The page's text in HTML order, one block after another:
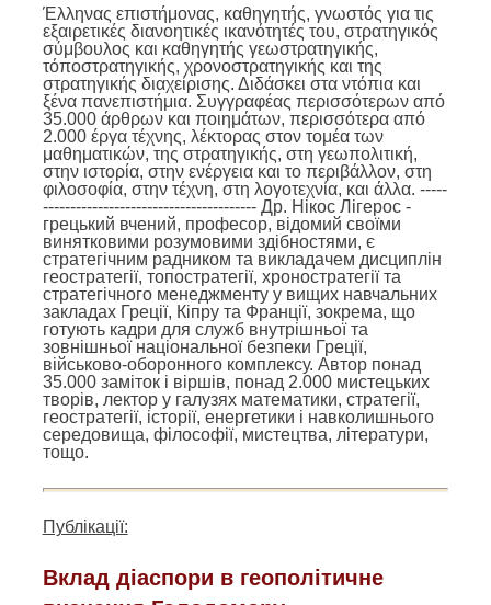
Έλληνας επιστήμονας, καθηγητής, γνωστός για τις
εξαιρετικές διανοητικές ικανότητές του, στρατηγικός
σύμβουλος και καθηγητής γεωστρατηγικής,
τόποστρατηγικής, χρονοστρατηγικής και της
στρατηγικής διαχείρισης. Διδάσκει στα ντόπια και
ξένα πανεπιστήμια. Συγγραφέας περισσότερων από
35.000 άρθρων και ποιημάτων, περισσότερα από
2.000 έργα τέχνης, λέκτορας στον τομέα των
μαθηματικών, της στρατηγικής, στη γεωπολιτική,
στην ιστορία, στην ενέργεια και το περιβάλλον, στη
φιλοσοφία, στην τέχνη, στη λογοτεχνία, και άλλα. -----
--------------------------------------- Др. Нікос Лігерос -
грецький вчений, професор, відомий своїми
винятковими розумовими здібностями, є
стратегічним радником та викладачем дисциплін
геостратегії, топостратегії, хроностратегії та
стратегічного менеджменту у вищих навчальних
закладах Греції, Кіпру та Франції, зокрема, що
готують кадри для служб внутрішньої та
зовнішньої національної безпеки Греції,
військово-оборонного комплексу. Автор понад
35.000 заміток і віршів, понад 2.000 мистецьких
творів, лектор у галузях математики, стратегії,
геостратегії, історії, енергетики і навколишнього
середовища, філософії, мистецтва, літератури,
тощо.
Публікації:
Вклад діаспори в геополітичне